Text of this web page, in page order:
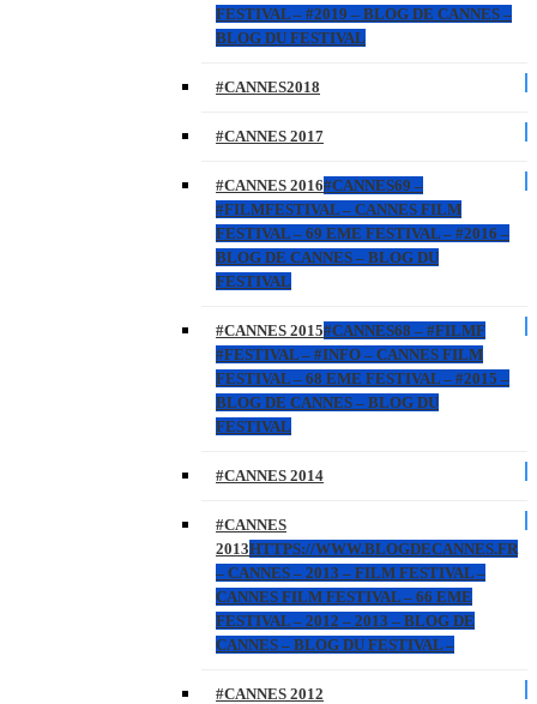
FESTIVAL – #2019 – BLOG DE CANNES –
BLOG DU FESTIVAL
#CANNES2018
#CANNES 2017
#CANNES 2016#CANNES69 –
#FILMFESTIVAL – CANNES FILM
FESTIVAL – 69 EME FESTIVAL – #2016 –
BLOG DE CANNES – BLOG DU
FESTIVAL
#CANNES 2015#CANNES68 – #FILMF
#FESTIVAL – #INFO – CANNES FILM
FESTIVAL – 68 EME FESTIVAL – #2015 –
BLOG DE CANNES – BLOG DU
FESTIVAL
#CANNES 2014
#CANNES
2013HTTPS://WWW.BLOGDECANNES.FR
– CANNES – 2013 – FILM FESTIVAL –
CANNES FILM FESTIVAL – 66 EME
FESTIVAL – 2012 – 2013 – BLOG DE
CANNES – BLOG DU FESTIVAL –
#CANNES 2012